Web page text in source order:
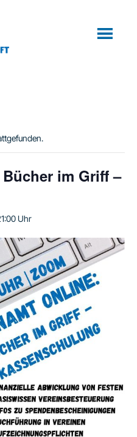
im Griff –
Uhr